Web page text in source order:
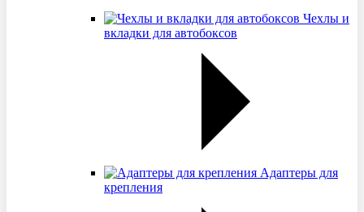
Чехлы и
вкладки для автобоксов
Адаптеры для
крепления